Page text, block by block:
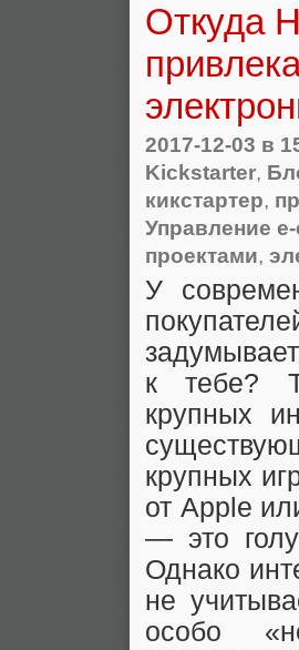
Откуда
2017-12-03 в
Kickstarter,
кикстартер,
Управление
проектами,
У
к тебе?
крупных
крупных
от Apple
— это
Однако
не
особо